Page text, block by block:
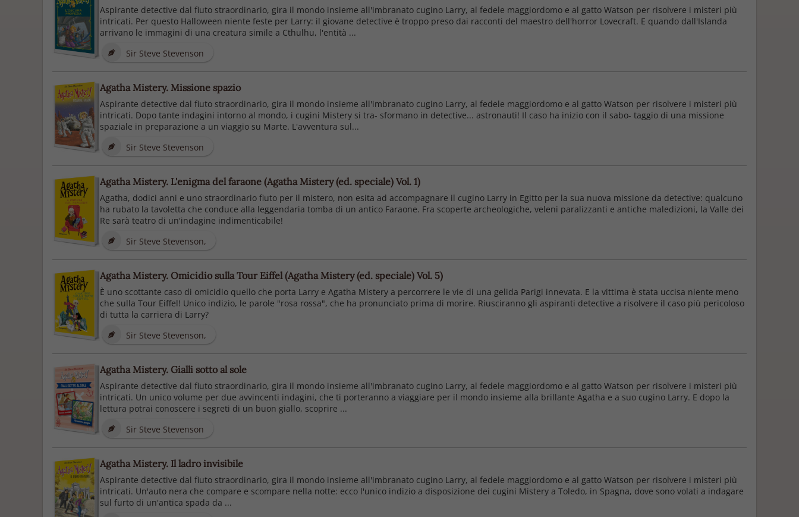
Aspirante detective dal fiuto straordinario, gira il mondo insieme all'imbranato cugino Larry, al fedele maggiordomo e al gatto Watson per risolvere i misteri più
intricati. Per questo Halloween niente feste per Larry: il giovane detective è troppo preso dai racconti del maestro dell'horror Lovecraft. E quando dall'Islanda
arrivano le immagini di una creatura simile a Cthulhu, l'entità ...
Sir Steve Stevenson
Agatha Mistery. Missione spazio
Aspirante detective dal fiuto straordinario, gira il mondo insieme all'imbranato cugino Larry, al fedele maggiordomo e al gatto Watson per risolvere i misteri più
intricati. Dopo tante indagini intorno al mondo, i cugini Mistery si tra- sformano in detective... astronauti! Il caso ha inizio con il sabo- taggio di una missione
spaziale in preparazione a un viaggio su Marte. L'avventura sul...
Sir Steve Stevenson
Agatha Mistery. L'enigma del faraone (Agatha Mistery (ed. speciale) Vol. 1)
Agatha, dodici anni e uno straordinario fiuto per il mistero, non esita ad accompagnare il cugino Larry in Egitto per la sua nuova missione da detective: qualcuno
ha rubato la tavoletta che conduce alla leggendaria tomba di un antico Faraone. Fra scoperte archeologiche, veleni paralizzanti e antiche maledizioni, la Valle dei
Re sarà teatro di un'indagine indimenticabile!
Sir Steve Stevenson,
Agatha Mistery. Omicidio sulla Tour Eiffel (Agatha Mistery (ed. speciale) Vol. 5)
È uno scottante caso di omicidio quello che porta Larry e Agatha Mistery a percorrere le vie di una gelida Parigi innevata. E la vittima è stata uccisa niente meno
che sulla Tour Eiffel! Unico indizio, le parole "rosa rossa", che ha pronunciato prima di morire. Riusciranno gli aspiranti detective a risolvere il caso più pericoloso
di tutta la carriera di Larry?
Sir Steve Stevenson,
Agatha Mistery. Gialli sotto al sole
Aspirante detective dal fiuto straordinario, gira il mondo insieme all'imbranato cugino Larry, al fedele maggiordomo e al gatto Watson per risolvere i misteri più
intricati. Un unico volume per due avvincenti indagini, che ti porteranno a viaggiare per il mondo insieme alla brillante Agatha e a suo cugino Larry. E dopo la
lettura potrai conoscere i segreti di un buon giallo, scoprire ...
Sir Steve Stevenson
Agatha Mistery. Il ladro invisibile
Aspirante detective dal fiuto straordinario, gira il mondo insieme all'imbranato cugino Larry, al fedele maggiordomo e al gatto Watson per risolvere i misteri più
intricati. Un'auto nera che compare e scompare nella notte: ecco l'unico indizio a disposizione dei cugini Mistery a Toledo, in Spagna, dove sono volati a indagare
sul furto di un'antica spada da ...